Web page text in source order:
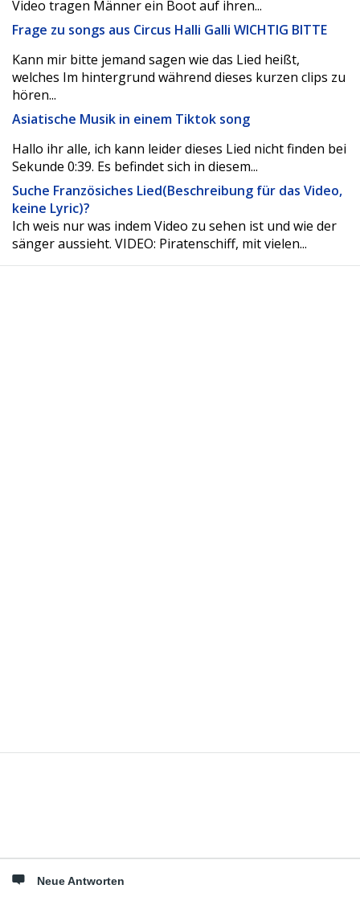
Video tragen Männer ein Boot auf ihren...
Frage zu songs aus Circus Halli Galli WICHTIG BITTE
Kann mir bitte jemand sagen wie das Lied heißt,
welches Im hintergrund während dieses kurzen clips zu
hören...
Asiatische Musik in einem Tiktok song
Hallo ihr alle, ich kann leider dieses Lied nicht finden bei
Sekunde 0:39. Es befindet sich in diesem...
Suche Französiches Lied(Beschreibung für das Video,
keine Lyric)?
Ich weis nur was indem Video zu sehen ist und wie der
sänger aussieht. VIDEO: Piratenschiff, mit vielen...
Neue Antworten